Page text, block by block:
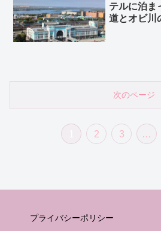
テルに泊ま
道とオビ川
次のページ
2 3 …
プライバシーポリシー